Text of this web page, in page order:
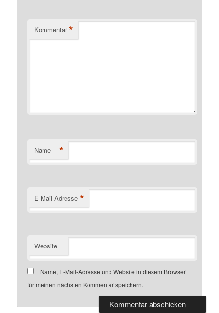
Kommentar *
Name *
E-Mail-Adresse *
Website
Name, E-Mail-Adresse und Website in diesem Browser
für meinen nächsten Kommentar speichern.